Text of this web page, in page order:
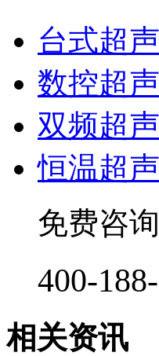
台式超
数控超
双频超
恒温超
免费咨
400-
相关资讯